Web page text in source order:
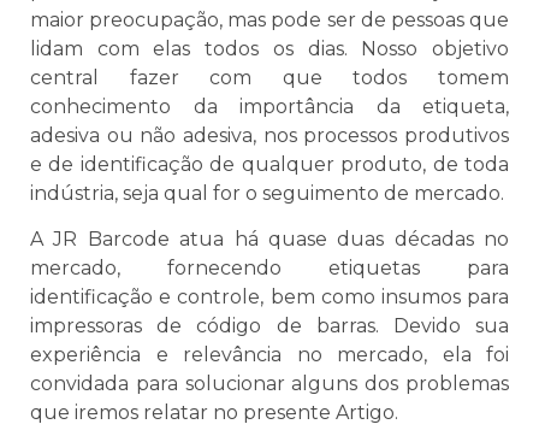
maior preocupação, mas pode ser de pessoas que
lidam com elas todos os dias. Nosso objetivo
central fazer com que todos tomem
conhecimento da importância da etiqueta,
adesiva ou não adesiva, nos processos produtivos
e de identificação de qualquer produto, de toda
indústria, seja qual for o seguimento de mercado.
A JR Barcode atua há quase duas décadas no
mercado, fornecendo etiquetas para
identificação e controle, bem como insumos para
impressoras de código de barras. Devido sua
experiência e relevância no mercado, ela foi
convidada para solucionar alguns dos problemas
que iremos relatar no presente Artigo.